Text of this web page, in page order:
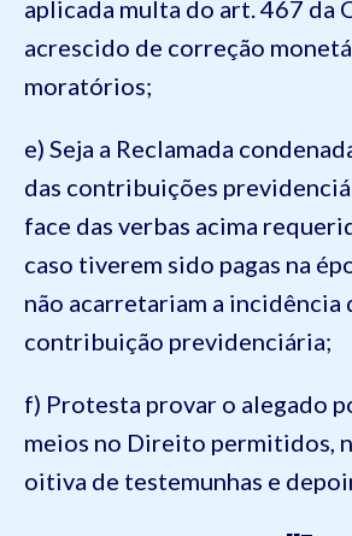
aplicada multa do art. 467 da
acrescido de correção
moratórios;
e) Seja a Reclamada
das contribuições
face das verbas acima
caso tiverem sido pagas na
não acarretariam a incidência
contribuição previdenciária;
f) Protesta provar o alegado
meios no Direito permitidos,
oitiva de testemunhas e